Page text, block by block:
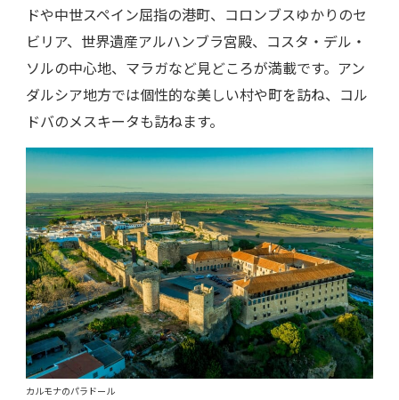
ドや中世スペイン屈指の港町、コロンブスゆかりのセ
ビリア、世界遺産アルハンブラ宮殿、コスタ・デル・
ソルの中心地、マラガなど見どころが満載です。アン
ダルシア地方では個性的な美しい村や町を訪ね、コル
ドバのメスキータも訪ねます。
カルモナのパラドール